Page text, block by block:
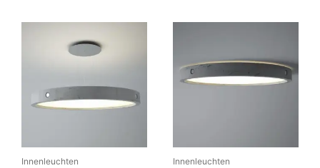
Innenleuchten Innenleuchten